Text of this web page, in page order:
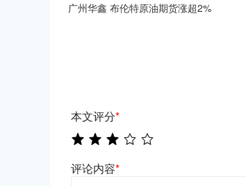
广州华鑫 布伦特原油期货涨超2%
本文评分*
评论内容*